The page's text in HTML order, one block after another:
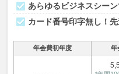
あらゆるビジネスシー
カード番号印字無し！
年会費初年度 年